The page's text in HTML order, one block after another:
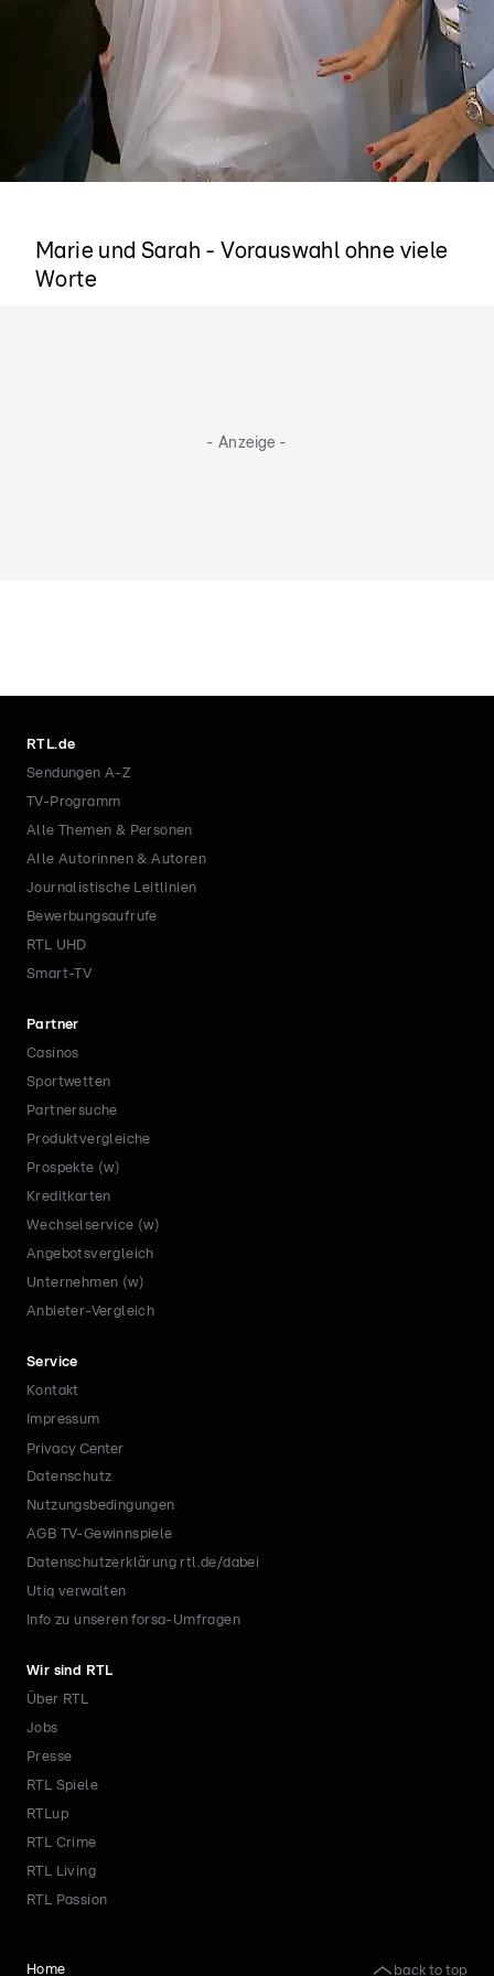
Marie und Sarah - Vorauswahl ohne viele
Worte
- Anzeige -
RTL.de
Sendungen A-Z
TV-Programm
Alle Themen & Personen
Alle Autorinnen & Autoren
Journalistische Leitlinien
Bewerbungsaufrufe
RTL UHD
Smart-TV
Partner
Casinos
Sportwetten
Partnersuche
Produktvergleiche
Prospekte (w)
Kreditkarten
Wechselservice (w)
Angebotsvergleich
Unternehmen (w)
Anbieter-Vergleich
Service
Kontakt
Impressum
Privacy Center
Datenschutz
Nutzungsbedingungen
AGB TV-Gewinnspiele
Datenschutzerklärung rtl.de/dabei
Utiq verwalten
Info zu unseren forsa-Umfragen
Wir sind RTL
Über RTL
Jobs
Presse
RTL Spiele
RTLup
RTL Crime
RTL Living
RTL Passion
Home back to top